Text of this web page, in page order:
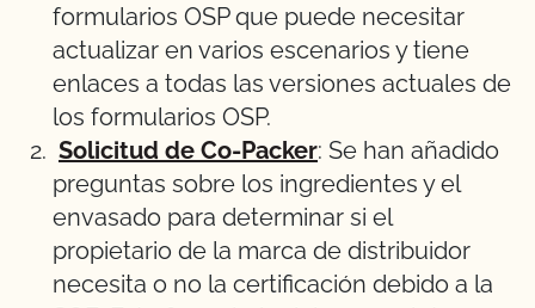
formularios OSP que puede necesitar
actualizar en varios escenarios y tiene
enlaces a todas las versiones actuales de
los formularios OSP.
Solicitud de Co-Packer: Se han añadido
preguntas sobre los ingredientes y el
envasado para determinar si el
propietario de la marca de distribuidor
necesita o no la certificación debido a la